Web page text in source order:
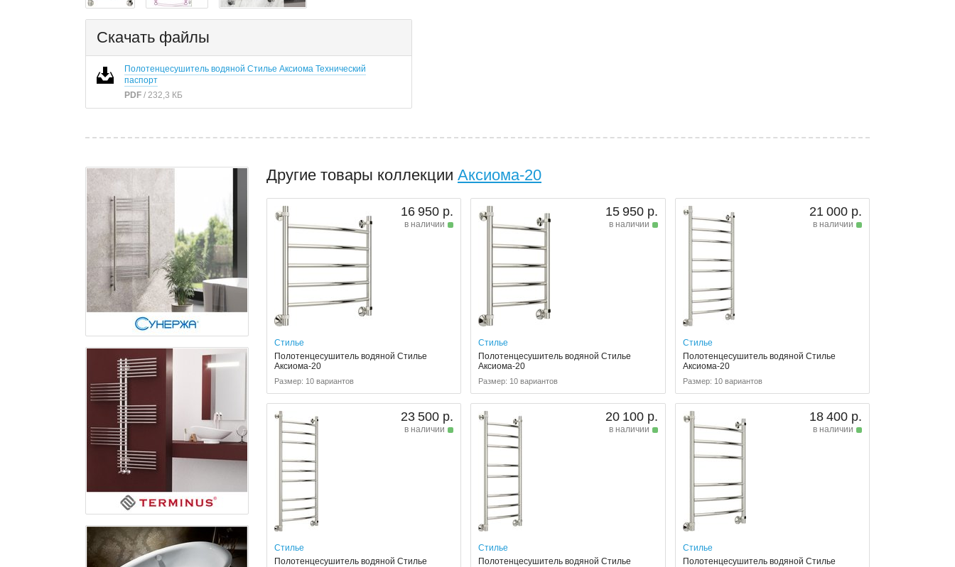
Скачать файлы
Полотенцесушитель водяной Стилье Аксиома Технический
паспорт
PDF / 232,3 КБ
Другие товары коллекции Аксиома-20
16 950 р.
в наличии
Стилье
Полотенцесушитель водяной Стилье
Аксиома-20
Размер: 10 вариантов
15 950 р.
в наличии
Стилье
Полотенцесушитель водяной Стилье
Аксиома-20
Размер: 10 вариантов
21 000 р.
в наличии
Стилье
Полотенцесушитель водяной Стилье
Аксиома-20
Размер: 10 вариантов
23 500 р.
в наличии
Стилье
Полотенцесушитель водяной Стилье
20 100 р.
в наличии
Стилье
Полотенцесушитель водяной Стилье
18 400 р.
в наличии
Стилье
Полотенцесушитель водяной Стилье